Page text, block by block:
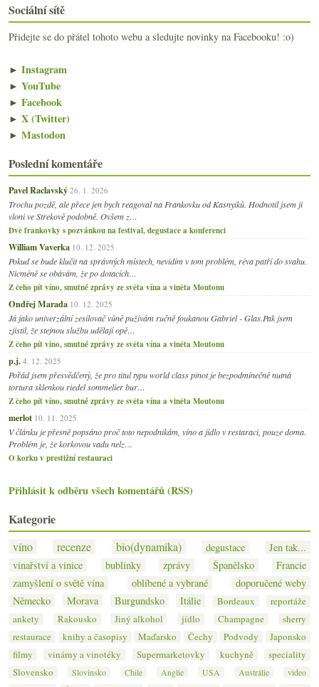
Sociální sítě
Přidejte se do přátel tohoto webu a sledujte novinky na Facebooku! :o)
► Instagram
► YouTube
► Facebook
► X (Twitter)
► Mastodon
Poslední komentáře
Pavel Raclavský 26. 1. 2026
Trochu pozdě, ale přece jen bych reagoval na Frankovku od Kasnyiků. Hodnotil jsem ji
vloni ve Strekově podobně. Ovšem z…
Dvě frankovky s pozvánkou na festival, degustace a konferenci
William Vaverka 10. 12. 2025
Pokud se bude klučit na správných místech, nevidím v tom problém, réva patří do svahu.
Nicméně se obávám, že po dotacích…
Z čeho pít víno, smutné zprávy ze světa vína a viněta Moutonu
Ondřej Marada 10. 12. 2025
Já jako univerzální zesilovač vůně pužívám ručně foukanou Gabriel - Glas.Pak jsem
zjistil, že stejnou službu udělají opě…
Z čeho pít víno, smutné zprávy ze světa vína a viněta Moutonu
p.j. 4. 12. 2025
Pořád jsem přesvědčený, že pro titul typu world class pinot je bezpodmínečně nutná
tortura sklenkou riedel sommelier bur…
Z čeho pít víno, smutné zprávy ze světa vína a viněta Moutonu
merlot 10. 11. 2025
V článku je přesně popsáno proč toto nepodnikám, víno a jídlo v restaraci, pouze doma.
Problém je, že korkovou vadu nelz…
O korku v prestižní restauraci
Přihlásit k odběru všech komentářů (RSS)
Kategorie
víno recenze bio(dynamika) degustace
Jen tak...
vinařství a vinice
bublinky zprávy Španělsko
Francie
zamyšlení o světě vína
oblíbené a vybrané
doporučené weby
Německo
Morava Burgundsko Itálie Bordeaux
reportáže
ankety
Rakousko Jiný alkohol jídlo Champagne
sherry
restaurace
knihy a časopisy Maďarsko Čechy Podvody
Japonsko
filmy
vinárny a vinotéky Supermarketovky kuchyně
speciality
Slovensko
Slovinsko Chile Anglie USA Austrálie
video